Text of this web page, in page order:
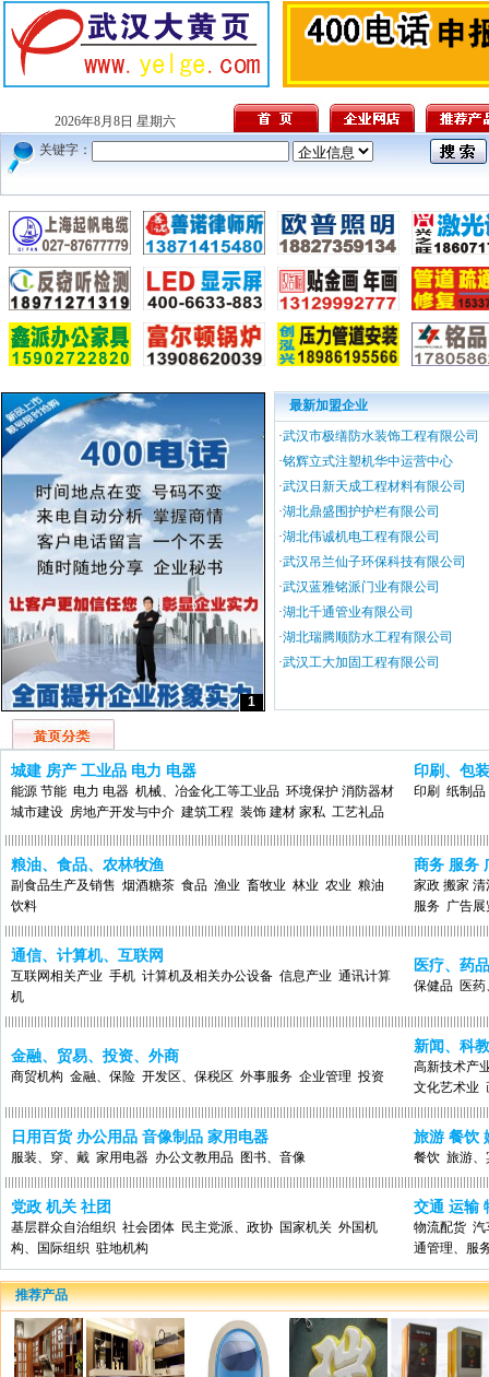
2026年8月8日 星期六
关键字：
1
最新加盟企业
·武汉市极缮防水装饰工程有限公司
·铭辉立式注塑机华中运营中心
·武汉日新天成工程材料有限公司
·湖北鼎盛围护护栏有限公司
·湖北伟诚机电工程有限公司
·武汉吊兰仙子环保科技有限公司
·武汉蓝雅铭派门业有限公司
·湖北千通管业有限公司
·湖北瑞腾顺防水工程有限公司
·武汉工大加固工程有限公司
城建 房产 工业品 电力 电器
能源 节能 电力 电器 机械、冶金化工等工业品 环境保护 消防器材
城市建设 房地产开发与中介 建筑工程 装饰 建材 家私 工艺礼品
印刷、包
印刷 纸制品
粮油、食品、农林牧渔
副食品生产及销售 烟酒糖茶 食品 渔业 畜牧业 林业 农业 粮油
饮料
商务 服务
家政 搬家 清
服务 广告展
通信、计算机、互联网
互联网相关产业 手机 计算机及相关办公设备 信息产业 通讯计算
机
医疗、药
保健品 医
金融、贸易、投资、外商
商贸机构 金融、保险 开发区、保税区 外事服务 企业管理 投资
新闻、科
高新技术产
文化艺术业
日用百货 办公用品 音像制品 家用电器
服装、穿、戴 家用电器 办公文教用品 图书、音像
旅游 餐饮
餐饮 旅游、
党政 机关 社团
基层群众自治组织 社会团体 民主党派、政协 国家机关 外国机
构、国际组织 驻地机构
交通 运输
物流配货 汽
通管理、服
推荐产品